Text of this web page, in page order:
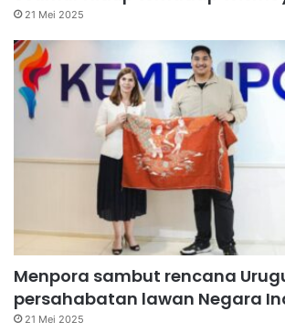
21 Mei 2025
Menpora sambut rencana
persahabatan lawan Negara
21 Mei 2025